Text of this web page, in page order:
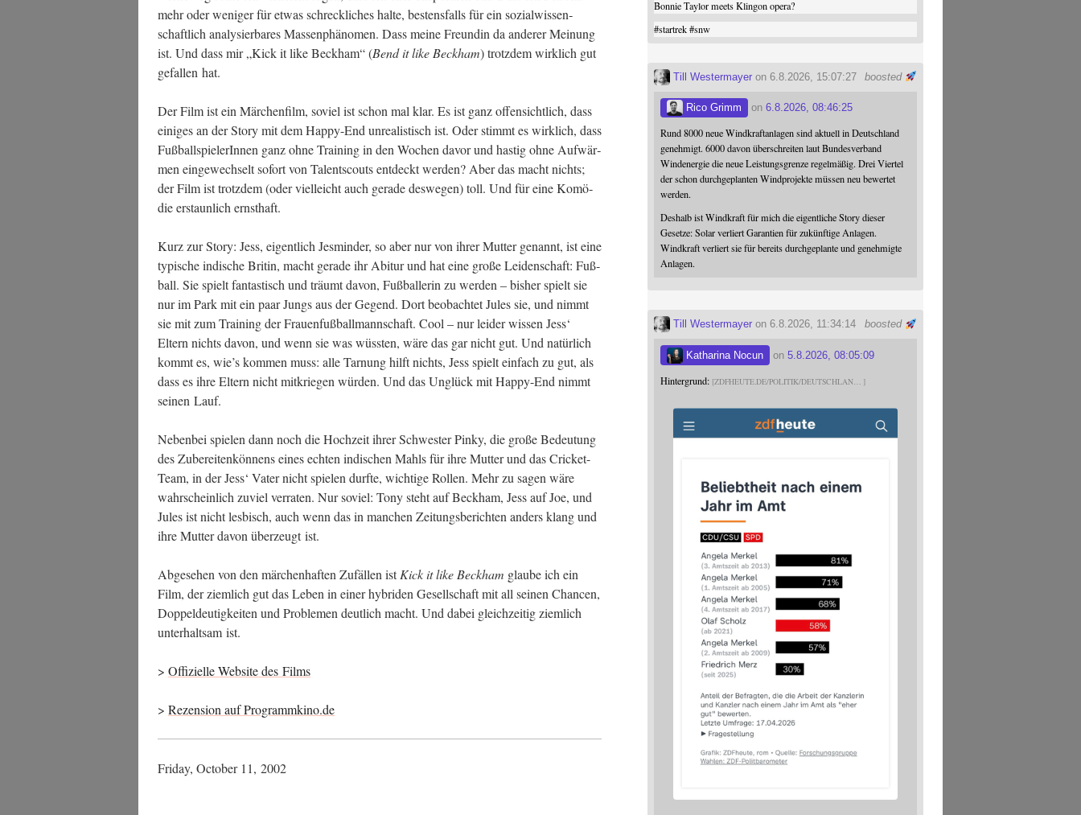
mehr oder weni­ger für etwas schreck­li­ches hal­te, besten­sfalls für ein sozi­al­wis­sen­
schaft­lich ana­ly­sier­ba­res Mas­sen­phä­no­men. Dass mei­ne Freun­din da ande­rer Mei­nung
ist. Und dass mir „Kick it like Beck­ham“ (Bend it like Beck­ham) trotz­dem wirk­lich gut
gefal­len hat.
Der Film ist ein Mär­chen­film, soviel ist schon mal klar. Es ist ganz offen­sicht­lich, dass
eini­ges an der Sto­ry mit dem Hap­py-End unrea­lis­tisch ist. Oder stimmt es wirk­lich, dass
Fuß­ball­spie­le­rIn­nen ganz ohne Trai­ning in den Wochen davor und has­tig ohne Auf­wär­
men ein­ge­wech­selt sofort von Talent­scouts ent­deckt wer­den? Aber das macht nichts;
der Film ist trotz­dem (oder viel­leicht auch gera­de des­we­gen) toll. Und für eine Komö­
die erstaun­lich ernsthaft.
Kurz zur Sto­ry: Jess, eigent­lich Jes­min­der, so aber nur von ihrer Mut­ter genannt, ist eine
typi­sche indi­sche Bri­tin, macht gera­de ihr Abitur und hat eine gro­ße Lei­den­schaft: Fuß­
ball. Sie spielt fan­tas­tisch und träumt davon, Fuß­bal­le­rin zu wer­den – bis­her spielt sie
nur im Park mit ein paar Jungs aus der Gegend. Dort beob­ach­tet Jules sie, und nimmt
sie mit zum Trai­ning der Frau­en­fuß­ball­mann­schaft. Cool – nur lei­der wis­sen Jess‘
Eltern nichts davon, und wenn sie was wüss­ten, wäre das gar nicht gut. Und natür­lich
kommt es, wie’s kom­men muss: alle Tar­nung hilft nichts, Jess spielt ein­fach zu gut, als
dass es ihre Eltern nicht mit­krie­gen wür­den. Und das Unglück mit Hap­py-End nimmt
sei­nen Lauf.
Neben­bei spie­len dann noch die Hoch­zeit ihrer Schwes­ter Pin­ky, die gro­ße Bedeu­tung
des Zube­rei­ten­kön­nens eines ech­ten indi­schen Mahls für ihre Mut­ter und das Cri­cket-
Team, in der Jess‘ Vater nicht spie­len durf­te, wich­ti­ge Rol­len. Mehr zu sagen wäre
wahr­schein­lich zuviel ver­ra­ten. Nur soviel: Tony steht auf Beck­ham, Jess auf Joe, und
Jules ist nicht les­bisch, auch wenn das in man­chen Zei­tungs­be­rich­ten anders klang und
ihre Mut­ter davon über­zeugt ist.
Abge­se­hen von den mär­chen­haf­ten Zufäl­len istKick it like Beck­ham glau­be ich ein
Film, der ziem­lich gut das Leben in einer hybri­den Gesell­schaft mit all sei­nen Chan­cen,
Dop­pel­deu­tig­kei­ten und Pro­ble­men deut­lich macht. Und dabei gleich­zei­tig ziem­lich
unter­halt­sam ist.
> Offi­zi­el­le Web­site des Films
> Rezen­si­on auf Programmkino.de
Fri­day, Octo­ber 11, 2002
Bonnie Taylor meets Klingon opera?
#startrek #snw
boosted
Till Westermayer on 6.8.2026, 15:07:27
Rico Grimm on6.8.2026, 08:46:25
Rund 8000 neue Windkraftanlagen sind aktuell in Deutschland
genehmigt. 6000 davon überschreiten laut Bundesverband
Windenergie die neue Leistungsgrenze regelmäßig. Drei Viertel
der schon durchgeplanten Windprojekte müssen neu bewertet
werden.
Deshalb ist Windkraft für mich die eigentliche Story dieser
Gesetze: Solar verliert Garantien für zukünftige Anlagen.
Windkraft verliert sie für bereits durchgeplante und genehmigte
Anlagen.
boosted
Till Westermayer on 6.8.2026, 11:34:14
Katharina Nocun on5.8.2026, 08:05:09
Hintergrund: ZDFHEUTE.DE/POLITIK/DEUTSCHLAN